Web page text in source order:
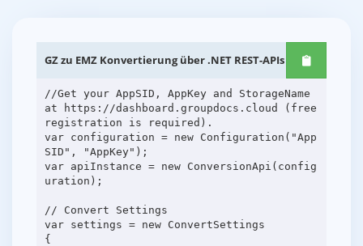
GZ zu EMZ Konvertierung über .NET REST-APIs
//Get your AppSID, AppKey and StorageName
at https://dashboard.groupdocs.cloud (free
registration is required).
var configuration = new Configuration("App
SID", "AppKey");
var apiInstance = new ConversionApi(config
uration);
// Convert Settings
var settings = new ConvertSettings
{